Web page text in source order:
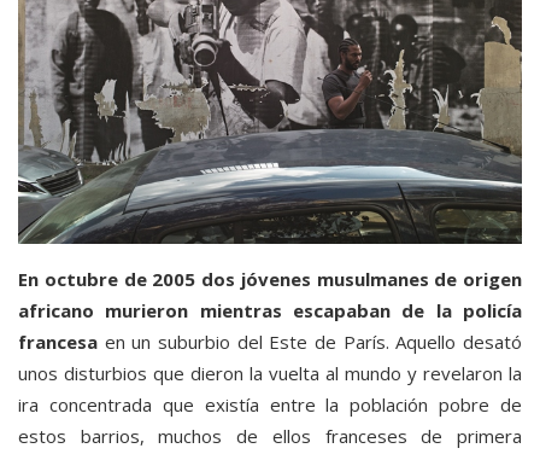
En octubre de 2005 dos jóvenes musulmanes de origen
africano murieron mientras escapaban de la policía
francesa en un suburbio del Este de París. Aquello desató
unos disturbios que dieron la vuelta al mundo y revelaron la
ira concentrada que existía entre la población pobre de
estos barrios, muchos de ellos franceses de primera